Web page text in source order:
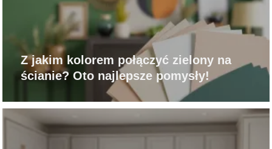
Z jakim kolorem połączyć zielony na
ścianie? Oto najlepsze pomysły!